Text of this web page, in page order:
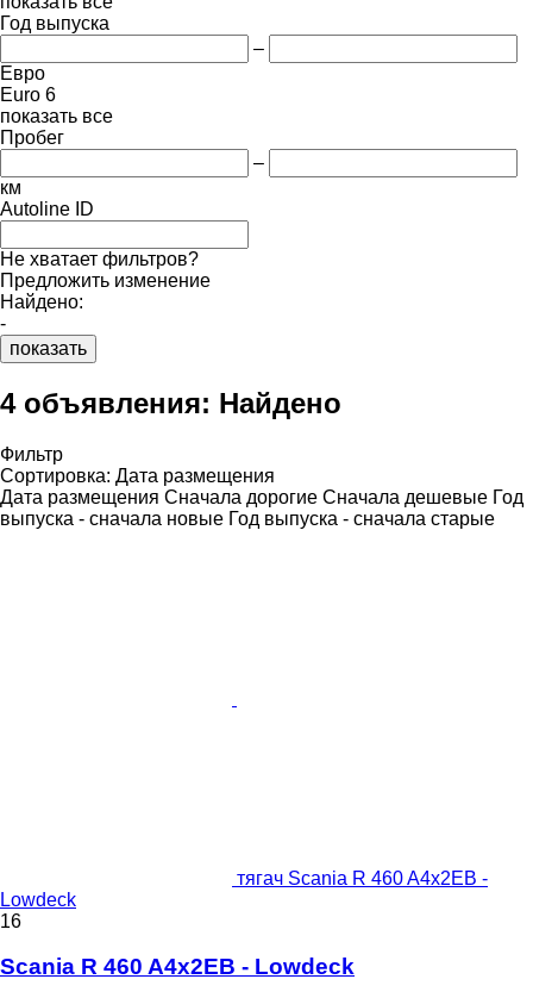
Год выпуска
–
Евро
Euro 6
показать все
Пробег
–
км
Autoline ID
Не хватает фильтров?
Предложить изменение
Найдено:
-
показать
4 объявления: Найдено
Фильтр
Сортировка: Дата размещения
Дата размещения Сначала дорогие Сначала дешевые Год
выпуска - сначала новые Год выпуска - сначала старые
тягач Scania R 460 A4x2EB -
Lowdeck
16
Scania R 460 A4x2EB - Lowdeck